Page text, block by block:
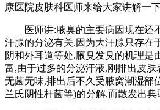
康医院皮肤科医师来给大家讲解一
医师讲:腋臭的主要病因现在还
汗腺的分泌有关.因为大汗腺只存在
阴和外耳道等处.腋臭发臭的机理是
富,由于过多的分泌汗液,刚排出皮肤
无菌无味,排出后不久受腋窝潮湿部
兰氏阴性杆菌等)的分解,而散发出典